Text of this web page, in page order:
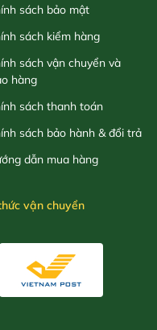
sách bảo mật
sách kiểm hàng
sách vận chuyển và
hàng
sách thanh toán
sách bảo hành & đổi trả
dẫn mua hàng
vận chuyển